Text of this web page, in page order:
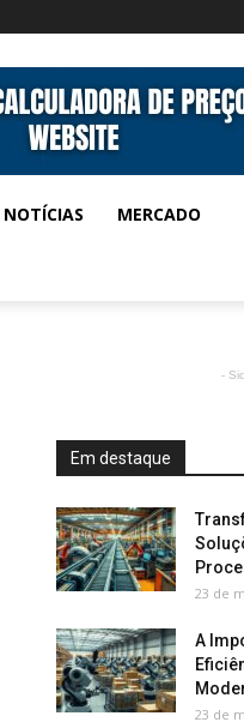
NOTÍCIAS MERCADO
-
Em destaque
23 de
A
23 de